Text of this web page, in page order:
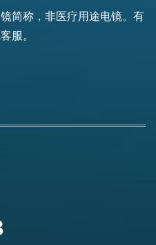
简称，非医疗用途电镜。有
服。